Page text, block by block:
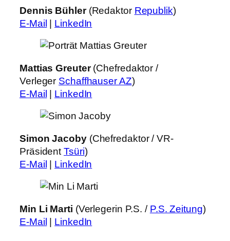
Dennis Bühler(Redaktor Republik)
E-Mail
LinkedIn
Mattias Greuter(Chefredaktor /
Verleger Schaffhauser AZ)
E-Mail
LinkedIn
Simon Jacoby(Chefredaktor / VR-
PräsidentTsüri)
E-Mail
LinkedIn
Min Li Marti (Verlegerin P.S. / P.S. Zeitung)
E-Mail
LinkedIn